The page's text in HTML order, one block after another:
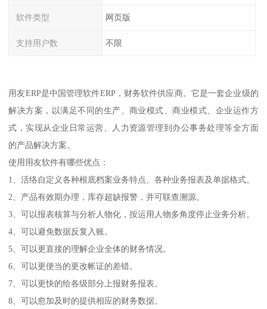
软件类型 网页版
支持用户数 不限
用友ERP是中国管理软件ERP，财务软件供应商。它是一套企业级的
解决方案，以满足不同的生产、商业模式、商业模式、企业运作方
式，实现从企业日常运营、人力资源管理到办公事务处理等全方面
的产品解决方案。
使用用友软件有哪些优点：
1、活络自定义各种根底档案业务特点、各种业务报表及单据格式。
2、产品有效期办理，库存超缺报警，并可联查溯源。
3、可以报表核算与分析人物化，按运用人物多角度停止业务分析。
4、可以避免数据反复入账。
5、可以更直接的理解企业全体的财务情况。
6、可以更便当的更改帐证的差错。
7、可以更快的给各级部分上报财务报表。
8、可以愈加及时的提供相应的财务数据。